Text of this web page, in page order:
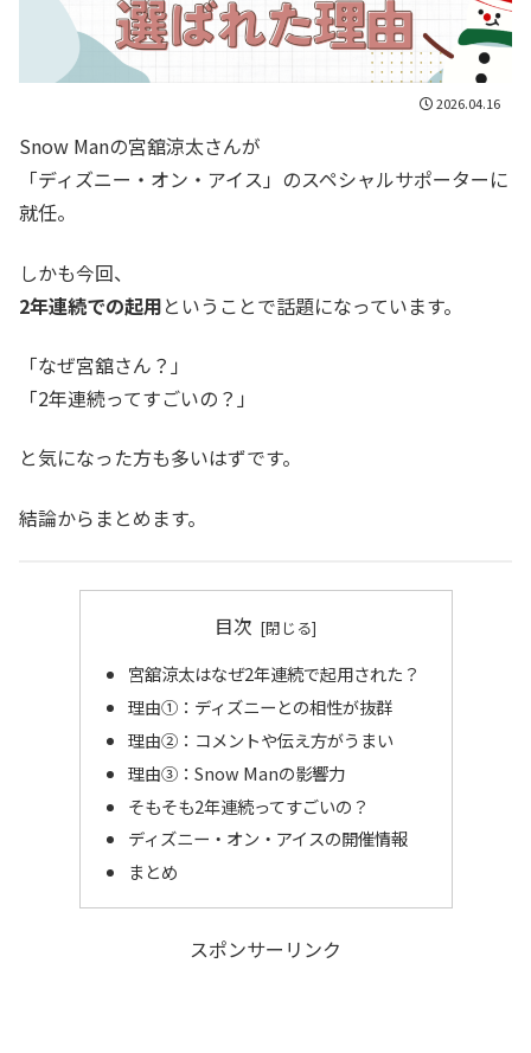
2026.04.16
Snow Manの宮舘涼太さんが
「ディズニー・オン・アイス」のスペシャルサポーターに
就任。
しかも今回、
2年連続での起用ということで話題になっています。
「なぜ宮舘さん？」
「2年連続ってすごいの？」
と気になった方も多いはずです。
結論からまとめます。
目次
宮舘涼太はなぜ2年連続で起用された？
理由①：ディズニーとの相性が抜群
理由②：コメントや伝え方がうまい
理由③：Snow Manの影響力
そもそも2年連続ってすごいの？
ディズニー・オン・アイスの開催情報
まとめ
スポンサーリンク